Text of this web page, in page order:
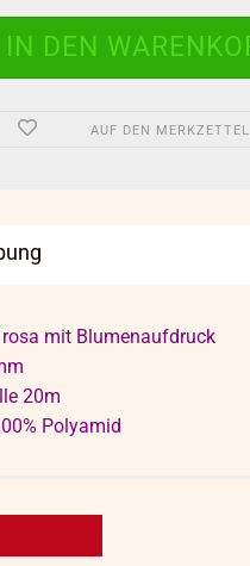
AUF DEN MERKZETTEL
mit Blumenaufdruck
20m
Polyamid